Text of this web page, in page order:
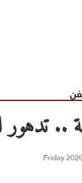
.. تدهور
Friday